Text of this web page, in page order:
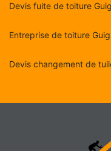
Devis fuite de toiture
Entreprise de toiture
Devis changement de